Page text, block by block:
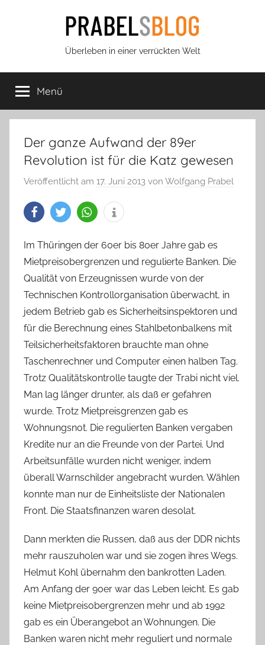
Prabels
Blog
Überleben in einer verrückten Welt
Menü
Der ganze Aufwand der 89er
Revolution ist für die Katz gewesen
Veröffentlicht am 17. Juni 2013 von Wolfgang Prabel
Im Thüringen der 60er bis 80er Jahre gab es
Mietpreisobergrenzen und regulierte Banken. Die
Qualität von Erzeugnissen wurde von der
Technischen Kontrollorganisation überwacht, in
jedem Betrieb gab es Sicherheitsinspektoren und
für die Berechnung eines Stahlbetonbalkens mit
Teilsicherheitsfaktoren brauchte man ohne
Taschenrechner und Computer einen halben Tag.
Trotz Qualitätskontrolle taugte der Trabi nicht viel.
Man lag länger drunter, als daß er gefahren
wurde. Trotz Mietpreisgrenzen gab es
Wohnungsnot. Die regulierten Banken vergaben
Kredite nur an die Freunde von der Partei. Und
Arbeitsunfälle wurden nicht weniger, indem
überall Warnschilder angebracht wurden. Wählen
konnte man nur de Einheitsliste der Nationalen
Front. Die Staatsfinanzen waren desolat.
Dann merkten die Russen, daß aus der DDR nichts
mehr rauszuholen war und sie zogen ihres Wegs.
Helmut Kohl übernahm den bankrotten Laden.
Am Anfang der 90er war das Leben leicht. Es gab
keine Mietpreisobergrenzen mehr und ab 1992
gab es ein Überangebot an Wohnungen. Die
Banken waren nicht mehr reguliert und normale